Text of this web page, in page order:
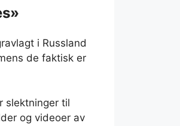
i Russland
de faktisk er
slektninger til
og videoer av